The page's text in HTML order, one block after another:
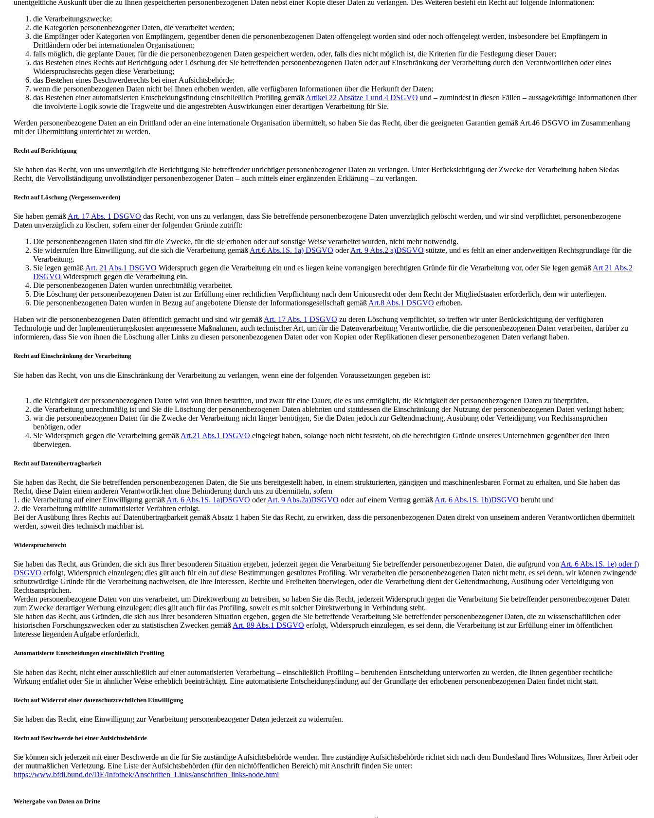
unentgeltliche Auskunft über die zu Ihnen gespeicherten personenbezogenen Daten nebst einer Kopie dieser Daten zu verlangen. Des Weiteren besteht ein Recht auf folgende Informationen:
die Verarbeitungszwecke;
die Kategorien personenbezogener Daten, die verarbeitet werden;
die Empfänger oder Kategorien von Empfängern, gegenüber denen die personenbezogenen Daten offengelegt worden sind oder noch offengelegt werden, insbesondere bei Empfängern in
Drittländern oder bei internationalen Organisationen;
falls möglich, die geplante Dauer, für die die personenbezogenen Daten gespeichert werden, oder, falls dies nicht möglich ist, die Kriterien für die Festlegung dieser Dauer;
das Bestehen eines Rechts auf Berichtigung oder Löschung der Sie betreffenden personenbezogenen Daten oder auf Einschränkung der Verarbeitung durch den Verantwortlichen oder eines
Widerspruchsrechts gegen diese Verarbeitung;
das Bestehen eines Beschwerderechts bei einer Aufsichtsbehörde;
wenn die personenbezogenen Daten nicht bei Ihnen erhoben werden, alle verfügbaren Informationen über die Herkunft der Daten;
das Bestehen einer automatisierten Entscheidungsfindung einschließlich Profiling gemäß Artikel 22 Absätze 1 und 4 DSGVO und – zumindest in diesen Fällen – aussagekräftige Informationen über
die involvierte Logik sowie die Tragweite und die angestrebten Auswirkungen einer derartigen Verarbeitung für Sie.
Werden personenbezogene Daten an ein Drittland oder an eine internationale Organisation übermittelt, so haben Sie das Recht, über die geeigneten Garantien gemäß Art.46 DSGVO im Zusammenhang
mit der Übermittlung unterrichtet zu werden.
Recht auf Berichtigung
Sie haben das Recht, von uns unverzüglich die Berichtigung Sie betreffender unrichtiger personenbezogener Daten zu verlangen. Unter Berücksichtigung der Zwecke der Verarbeitung haben Siedas
Recht, die Vervollständigung unvollständiger personenbezogener Daten – auch mittels einer ergänzenden Erklärung – zu verlangen.
Recht auf Löschung (Vergessenwerden)
Sie haben gemäß Art. 17 Abs. 1 DSGVO das Recht, von uns zu verlangen, dass Sie betreffende personenbezogene Daten unverzüglich gelöscht werden, und wir sind verpflichtet, personenbezogene
Daten unverzüglich zu löschen, sofern einer der folgenden Gründe zutrifft:
Die personenbezogenen Daten sind für die Zwecke, für die sie erhoben oder auf sonstige Weise verarbeitet wurden, nicht mehr notwendig.
Sie widerrufen Ihre Einwilligung, auf die sich die Verarbeitung gemäß Art.6 Abs.1S. 1a) DSGVO oderArt. 9 Abs.2 a)DSGVO stützte, und es fehlt an einer anderweitigen Rechtsgrundlage für die
Verarbeitung.
Sie legen gemäß Art. 21 Abs.1 DSGVO Widerspruch gegen die Verarbeitung ein und es liegen keine vorrangigen berechtigten Gründe für die Verarbeitung vor, oder Sie legen gemäß Art 21 Abs.2
DSGVO Widerspruch gegen die Verarbeitung ein.
Die personenbezogenen Daten wurden unrechtmäßig verarbeitet.
Die Löschung der personenbezogenen Daten ist zur Erfüllung einer rechtlichen Verpflichtung nach dem Unionsrecht oder dem Recht der Mitgliedstaaten erforderlich, dem wir unterliegen.
Die personenbezogenen Daten wurden in Bezug auf angebotene Dienste der Informationsgesellschaft gemäß Art.8 Abs.1 DSGVO erhoben.
Haben wir die personenbezogenen Daten öffentlich gemacht und sind wir gemäß Art. 17 Abs. 1 DSGVO zu deren Löschung verpflichtet, so treffen wir unter Berücksichtigung der verfügbaren
Technologie und der Implementierungskosten angemessene Maßnahmen, auch technischer Art, um für die Datenverarbeitung Verantwortliche, die die personenbezogenen Daten verarbeiten, darüber zu
informieren, dass Sie von ihnen die Löschung aller Links zu diesen personenbezogenen Daten oder von Kopien oder Replikationen dieser personenbezogenen Daten verlangt haben.
Recht auf Einschränkung der Verarbeitung
Sie haben das Recht, von uns die Einschränkung der Verarbeitung zu verlangen, wenn eine der folgenden Voraussetzungen gegeben ist:
die Richtigkeit der personenbezogenen Daten wird von Ihnen bestritten, und zwar für eine Dauer, die es uns ermöglicht, die Richtigkeit der personenbezogenen Daten zu überprüfen,
die Verarbeitung unrechtmäßig ist und Sie die Löschung der personenbezogenen Daten ablehnten und stattdessen die Einschränkung der Nutzung der personenbezogenen Daten verlangt haben;
wir die personenbezogenen Daten für die Zwecke der Verarbeitung nicht länger benötigen, Sie die Daten jedoch zur Geltendmachung, Ausübung oder Verteidigung von Rechtsansprüchen
benötigen, oder
Sie Widerspruch gegen die Verarbeitung gemäß Art.21 Abs.1 DSGVO eingelegt haben, solange noch nicht feststeht, ob die berechtigten Gründe unseres Unternehmen gegenüber den Ihren
überwiegen.
Recht auf Datenübertragbarkeit
Sie haben das Recht, die Sie betreffenden personenbezogenen Daten, die Sie uns bereitgestellt haben, in einem strukturierten, gängigen und maschinenlesbaren Format zu erhalten, und Sie haben das
Recht, diese Daten einem anderen Verantwortlichen ohne Behinderung durch uns zu übermitteln, sofern
1. die Verarbeitung auf einer Einwilligung gemäß Art. 6 Abs.1S. 1a)DSGVO oderArt. 9 Abs.2a)DSGVO oder auf einem Vertrag gemäß Art. 6 Abs.1S. 1b)DSGVO beruht und
2. die Verarbeitung mithilfe automatisierter Verfahren erfolgt.
Bei der Ausübung Ihres Rechts auf Datenübertragbarkeit gemäß Absatz 1 haben Sie das Recht, zu erwirken, dass die personenbezogenen Daten direkt von unseinem anderen Verantwortlichen übermittelt
werden, soweit dies technisch machbar ist.
Widerspruchsrecht
Sie haben das Recht, aus Gründen, die sich aus Ihrer besonderen Situation ergeben, jederzeit gegen die Verarbeitung Sie betreffender personenbezogener Daten, die aufgrund von Art. 6 Abs.1S. 1e) oder f)
DSGVO erfolgt, Widerspruch einzulegen; dies gilt auch für ein auf diese Bestimmungen gestütztes Profiling. Wir verarbeiten die personenbezogenen Daten nicht mehr, es sei denn, wir können zwingende
schutzwürdige Gründe für die Verarbeitung nachweisen, die Ihre Interessen, Rechte und Freiheiten überwiegen, oder die Verarbeitung dient der Geltendmachung, Ausübung oder Verteidigung von
Rechtsansprüchen.
Werden personenbezogene Daten von uns verarbeitet, um Direktwerbung zu betreiben, so haben Sie das Recht, jederzeit Widerspruch gegen die Verarbeitung Sie betreffender personenbezogener Daten
zum Zwecke derartiger Werbung einzulegen; dies gilt auch für das Profiling, soweit es mit solcher Direktwerbung in Verbindung steht.
Sie haben das Recht, aus Gründen, die sich aus Ihrer besonderen Situation ergeben, gegen die Sie betreffende Verarbeitung Sie betreffender personenbezogener Daten, die zu wissenschaftlichen oder
historischen Forschungszwecken oder zu statistischen Zwecken gemäß Art. 89 Abs.1 DSGVO erfolgt, Widerspruch einzulegen, es sei denn, die Verarbeitung ist zur Erfüllung einer im öffentlichen
Interesse liegenden Aufgabe erforderlich.
Automatisierte Entscheidungen einschließlich Profiling
Sie haben das Recht, nicht einer ausschließlich auf einer automatisierten Verarbeitung – einschließlich Profiling – beruhenden Entscheidung unterworfen zu werden, die Ihnen gegenüber rechtliche
Wirkung entfaltet oder Sie in ähnlicher Weise erheblich beeinträchtigt. Eine automatisierte Entscheidungsfindung auf der Grundlage der erhobenen personenbezogenen Daten findet nicht statt.
Recht auf Widerruf einer datenschutzrechtlichen Einwilligung
Sie haben das Recht, eine Einwilligung zur Verarbeitung personenbezogener Daten jederzeit zu widerrufen.
Recht auf Beschwerde bei einer Aufsichtsbehörde
Sie können sich jederzeit mit einer Beschwerde an die für Sie zuständige Aufsichtsbehörde wenden. Ihre zuständige Aufsichtsbehörde richtet sich nach dem Bundesland Ihres Wohnsitzes, Ihrer Arbeit oder
der mutmaßlichen Verletzung. Eine Liste der Aufsichtsbehörden (für den nichtöffentlichen Bereich) mit Anschrift finden Sie unter:
https://www.bfdi.bund.de/DE/Infothek/Anschriften_Links/anschriften_links-node.html
Weitergabe von Daten an Dritte